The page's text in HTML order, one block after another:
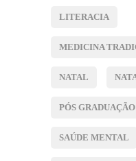
LITERACIA
MEDICINA
NATAL
PÓS GRADUAÇÃO
SAÚDE MENTAL